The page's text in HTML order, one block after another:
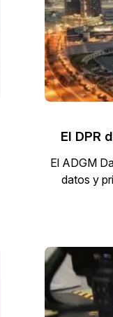
El DPR
El ADGM
datos y